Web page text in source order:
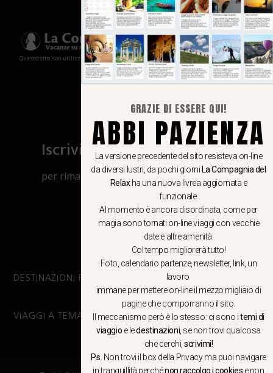
Questo sito non utilizza cookies e non memorizza in alcun modo le tue informazioni
Iscriviti al canale Whatsapp
per rimanere aggiornato su viaggi, eventi
CLICCA QUI
DESTINAZIONI PRINCIPALI
VIAGGI A TEMA
GRAZIE DI ESSERE QUI!
ABBI PAZIENZA
La versione precedente del sito resisteva on-line
da diversi lustri, da pochi giorni La Compagnia del
Relaxha una nuova livrea aggiornata e
funzionale.
Al momento è ancora disordinata, come per
magia sono tornati on-line viaggi con vecchie
date e altre amenità.
Col tempo migliorerà tutto!
Foto, calendario partenze, newsletter, link, un
lavoro
immane per mettere on-line il mezzo migliaio di
pagine che comporranno il sito.
Il meccanismo però è lo stesso: ci sono itemi di
viaggio e ledestinazioni , se non trovi qualcosa
che cerchi,scrivimi!
P.s . Non trovi il box della Privacy ma puoi navigare
in tranquillità perchénon raccolgo i cookies e non